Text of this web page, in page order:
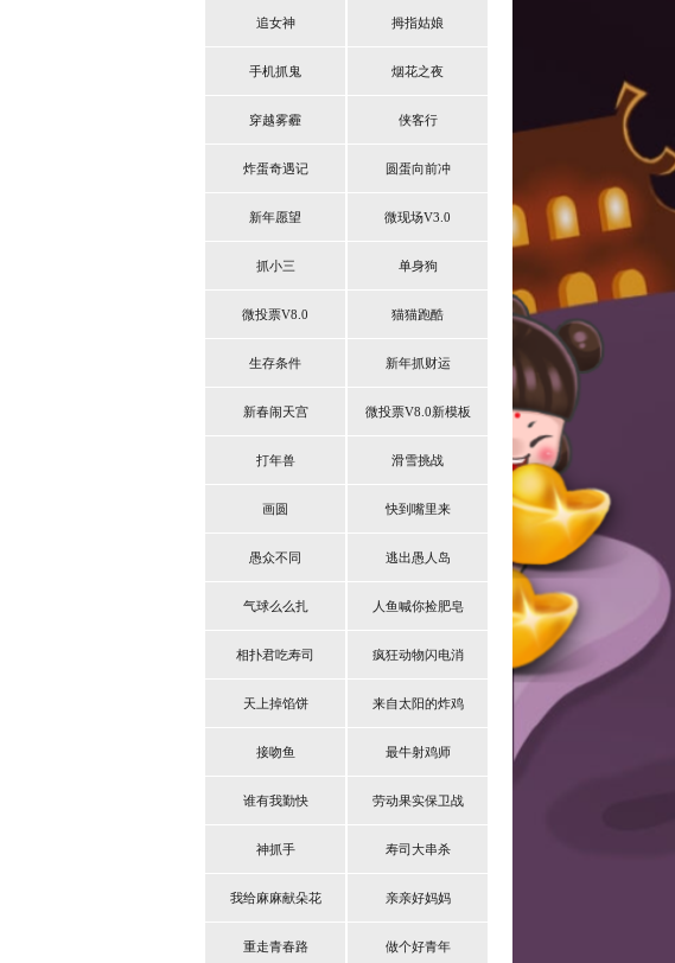
追女神 拇指姑娘
手机抓鬼 烟花之夜
穿越雾霾 侠客行
炸蛋奇遇记 圆蛋向前冲
新年愿望 微现场V3.0
抓小三 单身狗
微投票V8.0 猫猫跑酷
生存条件 新年抓财运
新春闹天宫 微投票V8.0新模板
打年兽 滑雪挑战
画圆 快到嘴里来
愚众不同 逃出愚人岛
气球么么扎 人鱼喊你捡肥皂
相扑君吃寿司 疯狂动物闪电消
天上掉馅饼 来自太阳的炸鸡
接吻鱼 最牛射鸡师
谁有我勤快 劳动果实保卫战
神抓手 寿司大串杀
我给麻麻献朵花 亲亲好妈妈
重走青春路 做个好青年